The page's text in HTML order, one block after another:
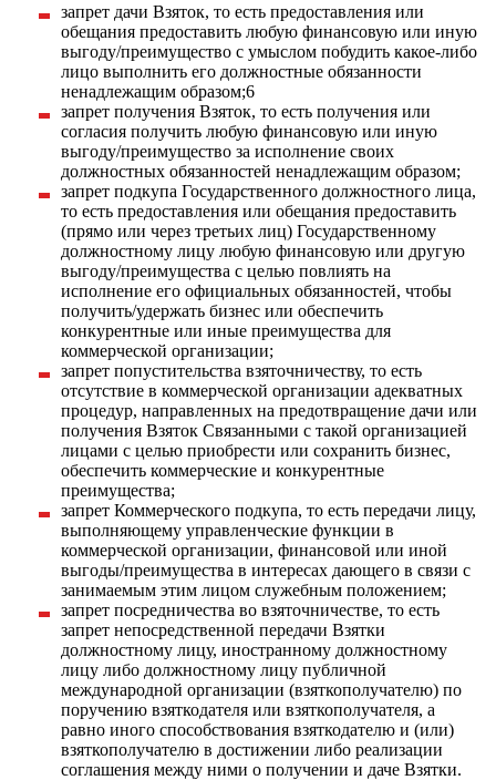
запрет дачи Взяток, то есть предоставления или
обещания предоставить любую финансовую или иную
выгоду/преимущество с умыслом побудить какое-либо
лицо выполнить его должностные обязанности
ненадлежащим образом;6
запрет получения Взяток, то есть получения или
согласия получить любую финансовую или иную
выгоду/преимущество за исполнение своих
должностных обязанностей ненадлежащим образом;
запрет подкупа Государственного должностного лица,
то есть предоставления или обещания предоставить
(прямо или через третьих лиц) Государственному
должностному лицу любую финансовую или другую
выгоду/преимущества с целью повлиять на
исполнение его официальных обязанностей, чтобы
получить/удержать бизнес или обеспечить
конкурентные или иные преимущества для
коммерческой организации;
запрет попустительства взяточничеству, то есть
отсутствие в коммерческой организации адекватных
процедур, направленных на предотвращение дачи или
получения Взяток Связанными с такой организацией
лицами с целью приобрести или сохранить бизнес,
обеспечить коммерческие и конкурентные
преимущества;
запрет Коммерческого подкупа, то есть передачи лицу,
выполняющему управленческие функции в
коммерческой организации, финансовой или иной
выгоды/преимущества в интересах дающего в связи с
занимаемым этим лицом служебным положением;
запрет посредничества во взяточничестве, то есть
запрет непосредственной передачи Взятки
должностному лицу, иностранному должностному
лицу либо должностному лицу публичной
международной организации (взяткополучателю) по
поручению взяткодателя или взяткополучателя, а
равно иного способствования взяткодателю и (или)
взяткополучателю в достижении либо реализации
соглашения между ними о получении и даче Взятки.